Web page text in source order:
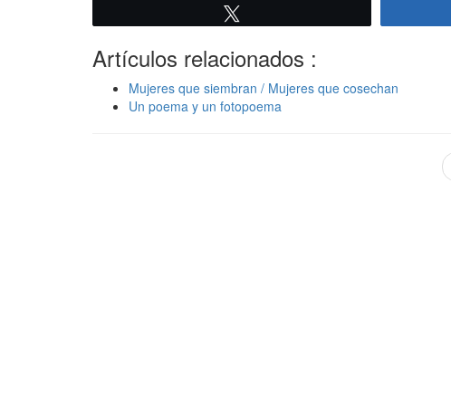
Artículos relacionados :
Mujeres que siembran / Mujeres que cosechan
Un poema y un fotopoema